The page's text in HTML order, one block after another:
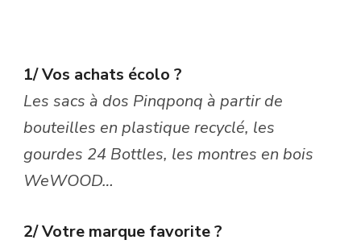
1/ Vos achats écolo ?
Les sacs à dos Pinqponq à partir de
bouteilles en plastique recyclé, les
gourdes 24 Bottles, les montres en bois
WeWOOD…
2/ Votre marque favorite ?